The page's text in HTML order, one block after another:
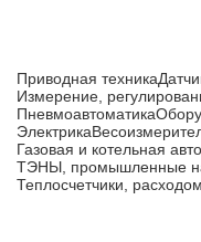
Приводная техника
Измерение,
Пневмоавтоматика
Электрика
Газовая и котельная
ТЭНЫ, промышленные
Теплосчетчики,